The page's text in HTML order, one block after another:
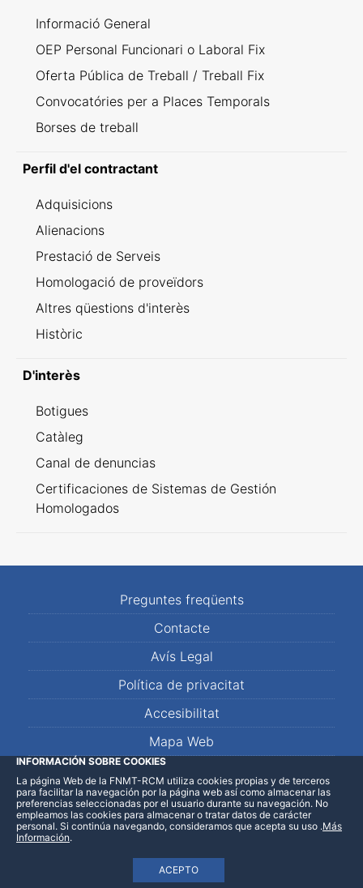
Informació General
OEP Personal Funcionari o Laboral Fix
Oferta Pública de Treball / Treball Fix
Convocatóries per a Places Temporals
Borses de treball
Perfil d'el contractant
Adquisicions
Alienacions
Prestació de Serveis
Homologació de proveïdors
Altres qüestions d'interès
Històric
D'interès
Botigues
Catàleg
Canal de denuncias
Certificaciones de Sistemas de Gestión
Homologados
Preguntes freqüents
Contacte
Avís Legal
Política de privacitat
Accesibilitat
Mapa Web
LinkedInFacebookWhatsApp
INFORMACIÓN SOBRE COOKIES
La página Web de la FNMT-RCM utiliza cookies propias y de terceros
para facilitar la navegación por la página web así como almacenar las
preferencias seleccionadas por el usuario durante su navegación. No
empleamos las cookies para almacenar o tratar datos de carácter
personal. Si continúa navegando, consideramos que acepta su uso
ACEPTO
.Más
Información.